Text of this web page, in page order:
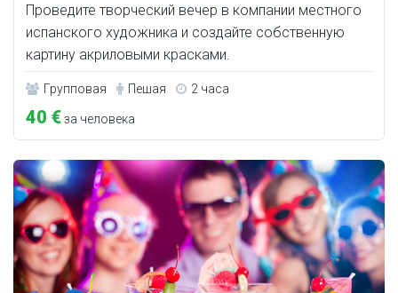
Проведите творческий вечер в компании местного
испанского художника и создайте собственную
картину акриловыми красками.
Групповая Пешая 2 часа
40 €за человека